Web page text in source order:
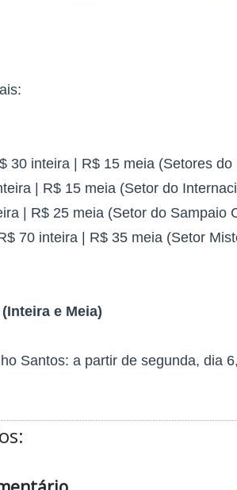
30 inteira | R$ 15 meia (Setores
| R$ 15 meia (Setor do
| R$ 25 meia (Setor do Sampaio
70 inteira | R$ 35 meia (Setor
e Meia)
Santos: a partir de segunda, dia